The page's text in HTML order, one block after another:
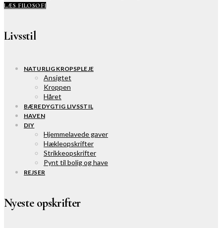
LÆS FILOSOFI
Livsstil
NATURLIG KROPSPLEJE
Ansigtet
Kroppen
Håret
BÆREDYGTIG LIVSSTIL
HAVEN
DIY
Hjemmelavede gaver
Hækleopskrifter
Strikkeopskrifter
Pynt til bolig og have
REJSER
Nyeste opskrifter